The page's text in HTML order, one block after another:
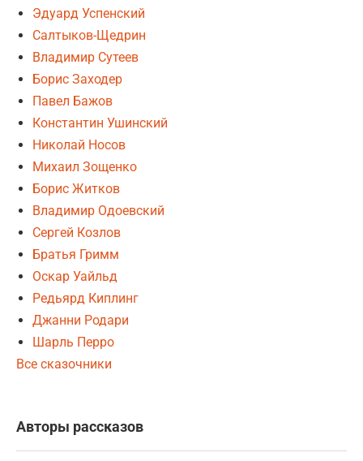
Эдуард Успенский
Салтыков-Щедрин
Владимир Сутеев
Борис Заходер
Павел Бажов
Константин Ушинский
Николай Носов
Михаил Зощенко
Борис Житков
Владимир Одоевский
Сергей Козлов
Братья Гримм
Оскар Уайльд
Редьярд Киплинг
Джанни Родари
Шарль Перро
Все сказочники
Авторы рассказов